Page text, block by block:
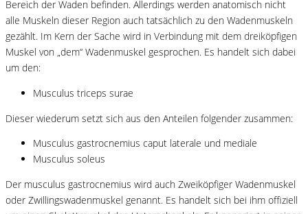
Bereich der Waden befinden. Allerdings werden anatomisch nicht
alle Muskeln dieser Region auch tatsächlich zu den Wadenmuskeln
gezählt. Im Kern der Sache wird in Verbindung mit dem dreiköpfigen
Muskel von „dem“ Wadenmuskel gesprochen. Es handelt sich dabei
um den:
Musculus triceps surae
Dieser wiederum setzt sich aus den Anteilen folgender zusammen:
Musculus gastrocnemius caput laterale und mediale
Musculus soleus
Der musculus gastrocnemius wird auch Zweiköpfiger Wadenmuskel
oder Zwillingswadenmuskel genannt. Es handelt sich bei ihm offiziell